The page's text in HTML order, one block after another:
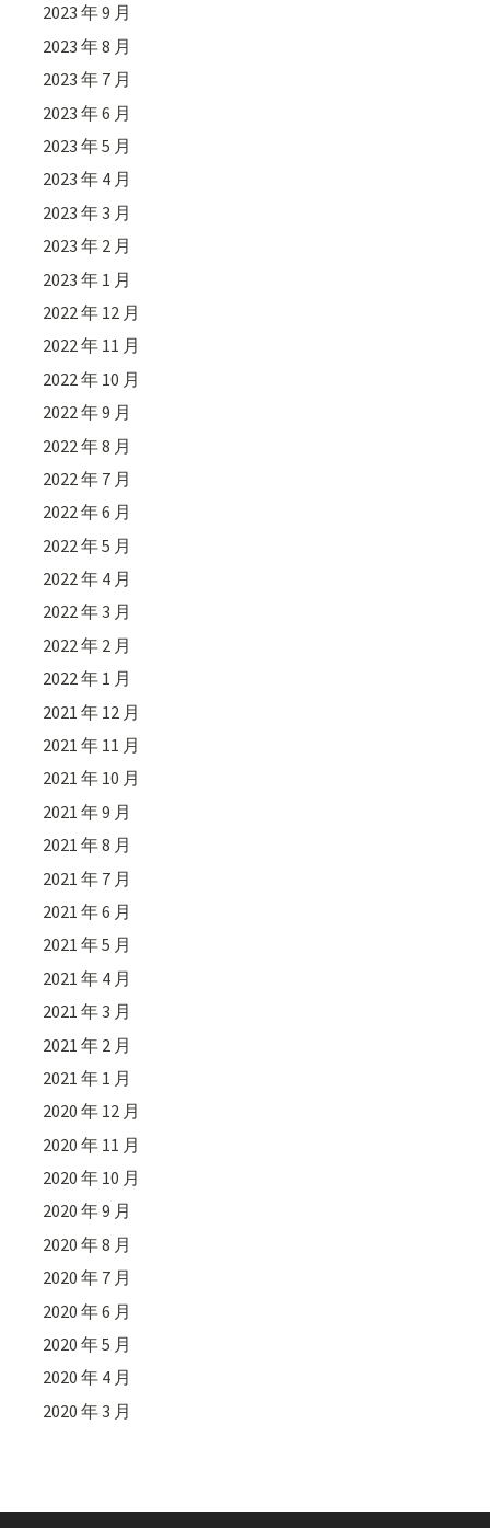
2023 年 9 月
2023 年 8 月
2023 年 7 月
2023 年 6 月
2023 年 5 月
2023 年 4 月
2023 年 3 月
2023 年 2 月
2023 年 1 月
2022 年 12 月
2022 年 11 月
2022 年 10 月
2022 年 9 月
2022 年 8 月
2022 年 7 月
2022 年 6 月
2022 年 5 月
2022 年 4 月
2022 年 3 月
2022 年 2 月
2022 年 1 月
2021 年 12 月
2021 年 11 月
2021 年 10 月
2021 年 9 月
2021 年 8 月
2021 年 7 月
2021 年 6 月
2021 年 5 月
2021 年 4 月
2021 年 3 月
2021 年 2 月
2021 年 1 月
2020 年 12 月
2020 年 11 月
2020 年 10 月
2020 年 9 月
2020 年 8 月
2020 年 7 月
2020 年 6 月
2020 年 5 月
2020 年 4 月
2020 年 3 月